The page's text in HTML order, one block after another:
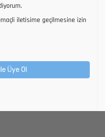
iletisime geçilmesine izin
Üye Ol